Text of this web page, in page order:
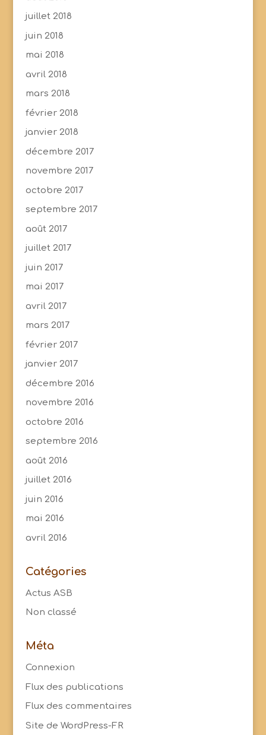
juillet 2018
juin 2018
mai 2018
avril 2018
mars 2018
février 2018
janvier 2018
décembre 2017
novembre 2017
octobre 2017
septembre 2017
août 2017
juillet 2017
juin 2017
mai 2017
avril 2017
mars 2017
février 2017
janvier 2017
décembre 2016
novembre 2016
octobre 2016
septembre 2016
août 2016
juillet 2016
juin 2016
mai 2016
avril 2016
Catégories
Actus ASB
Non classé
Méta
Connexion
Flux des publications
Flux des commentaires
Site de WordPress-FR